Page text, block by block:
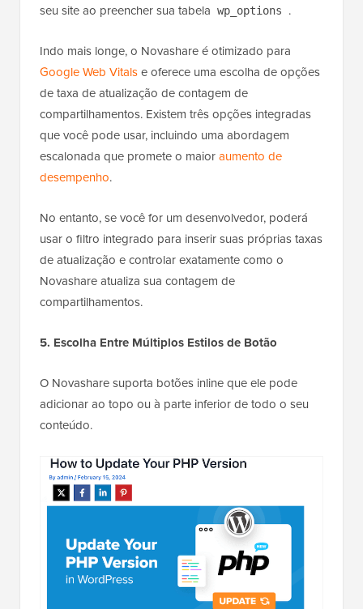
seu site ao preencher sua tabela wp_options .
Indo mais longe, o Novashare é otimizado para
Google Web Vitalse oferece uma escolha de opções
de taxa de atualização de contagem de
compartilhamentos. Existem três opções integradas
que você pode usar, incluindo uma abordagem
escalonada que promete o maioraumento de
desempenho.
No entanto, se você for um desenvolvedor, poderá
usar o filtro integrado para inserir suas próprias taxas
de atualização e controlar exatamente como o
Novashare atualiza sua contagem de
compartilhamentos.
5. Escolha Entre Múltiplos Estilos de Botão
O Novashare suporta botões inline que ele pode
adicionar ao topo ou à parte inferior de todo o seu
conteúdo.